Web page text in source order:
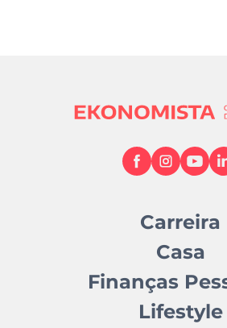
Carreira
Casa
Finanças
Lifestyle